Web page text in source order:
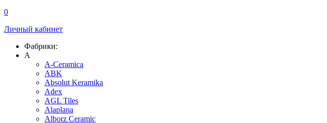
0
Личный кабинет
Фабрики:
A
A-Ceramica
ABK
Absolut Keramika
Adex
AGL Tiles
Alaplana
Alborz Ceramic